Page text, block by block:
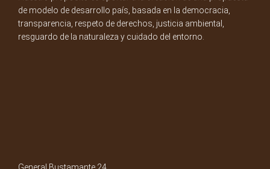
de modelo de desarrollo país, basada en la democracia,
transparencia, respeto de derechos, justicia ambiental,
resguardo de la naturaleza y cuidado del entorno.